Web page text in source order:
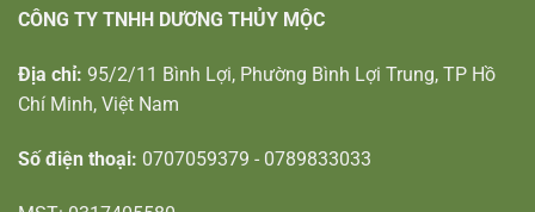
CÔNG TY TNHH DƯƠNG THỦY MỘC
Địa chỉ: 95/2/11 Bình Lợi, Phường Bình Lợi Trung, TP Hồ
Chí Minh, Việt Nam
Số điện thoại: 0707059379 - 0789833033